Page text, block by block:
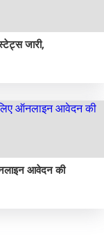
जारी,
आवेदन की